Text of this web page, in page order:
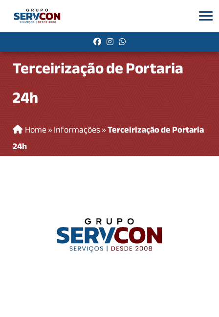
Terceirização de Portaria
24h
Home»Informações»Terceirização de Portaria
24h